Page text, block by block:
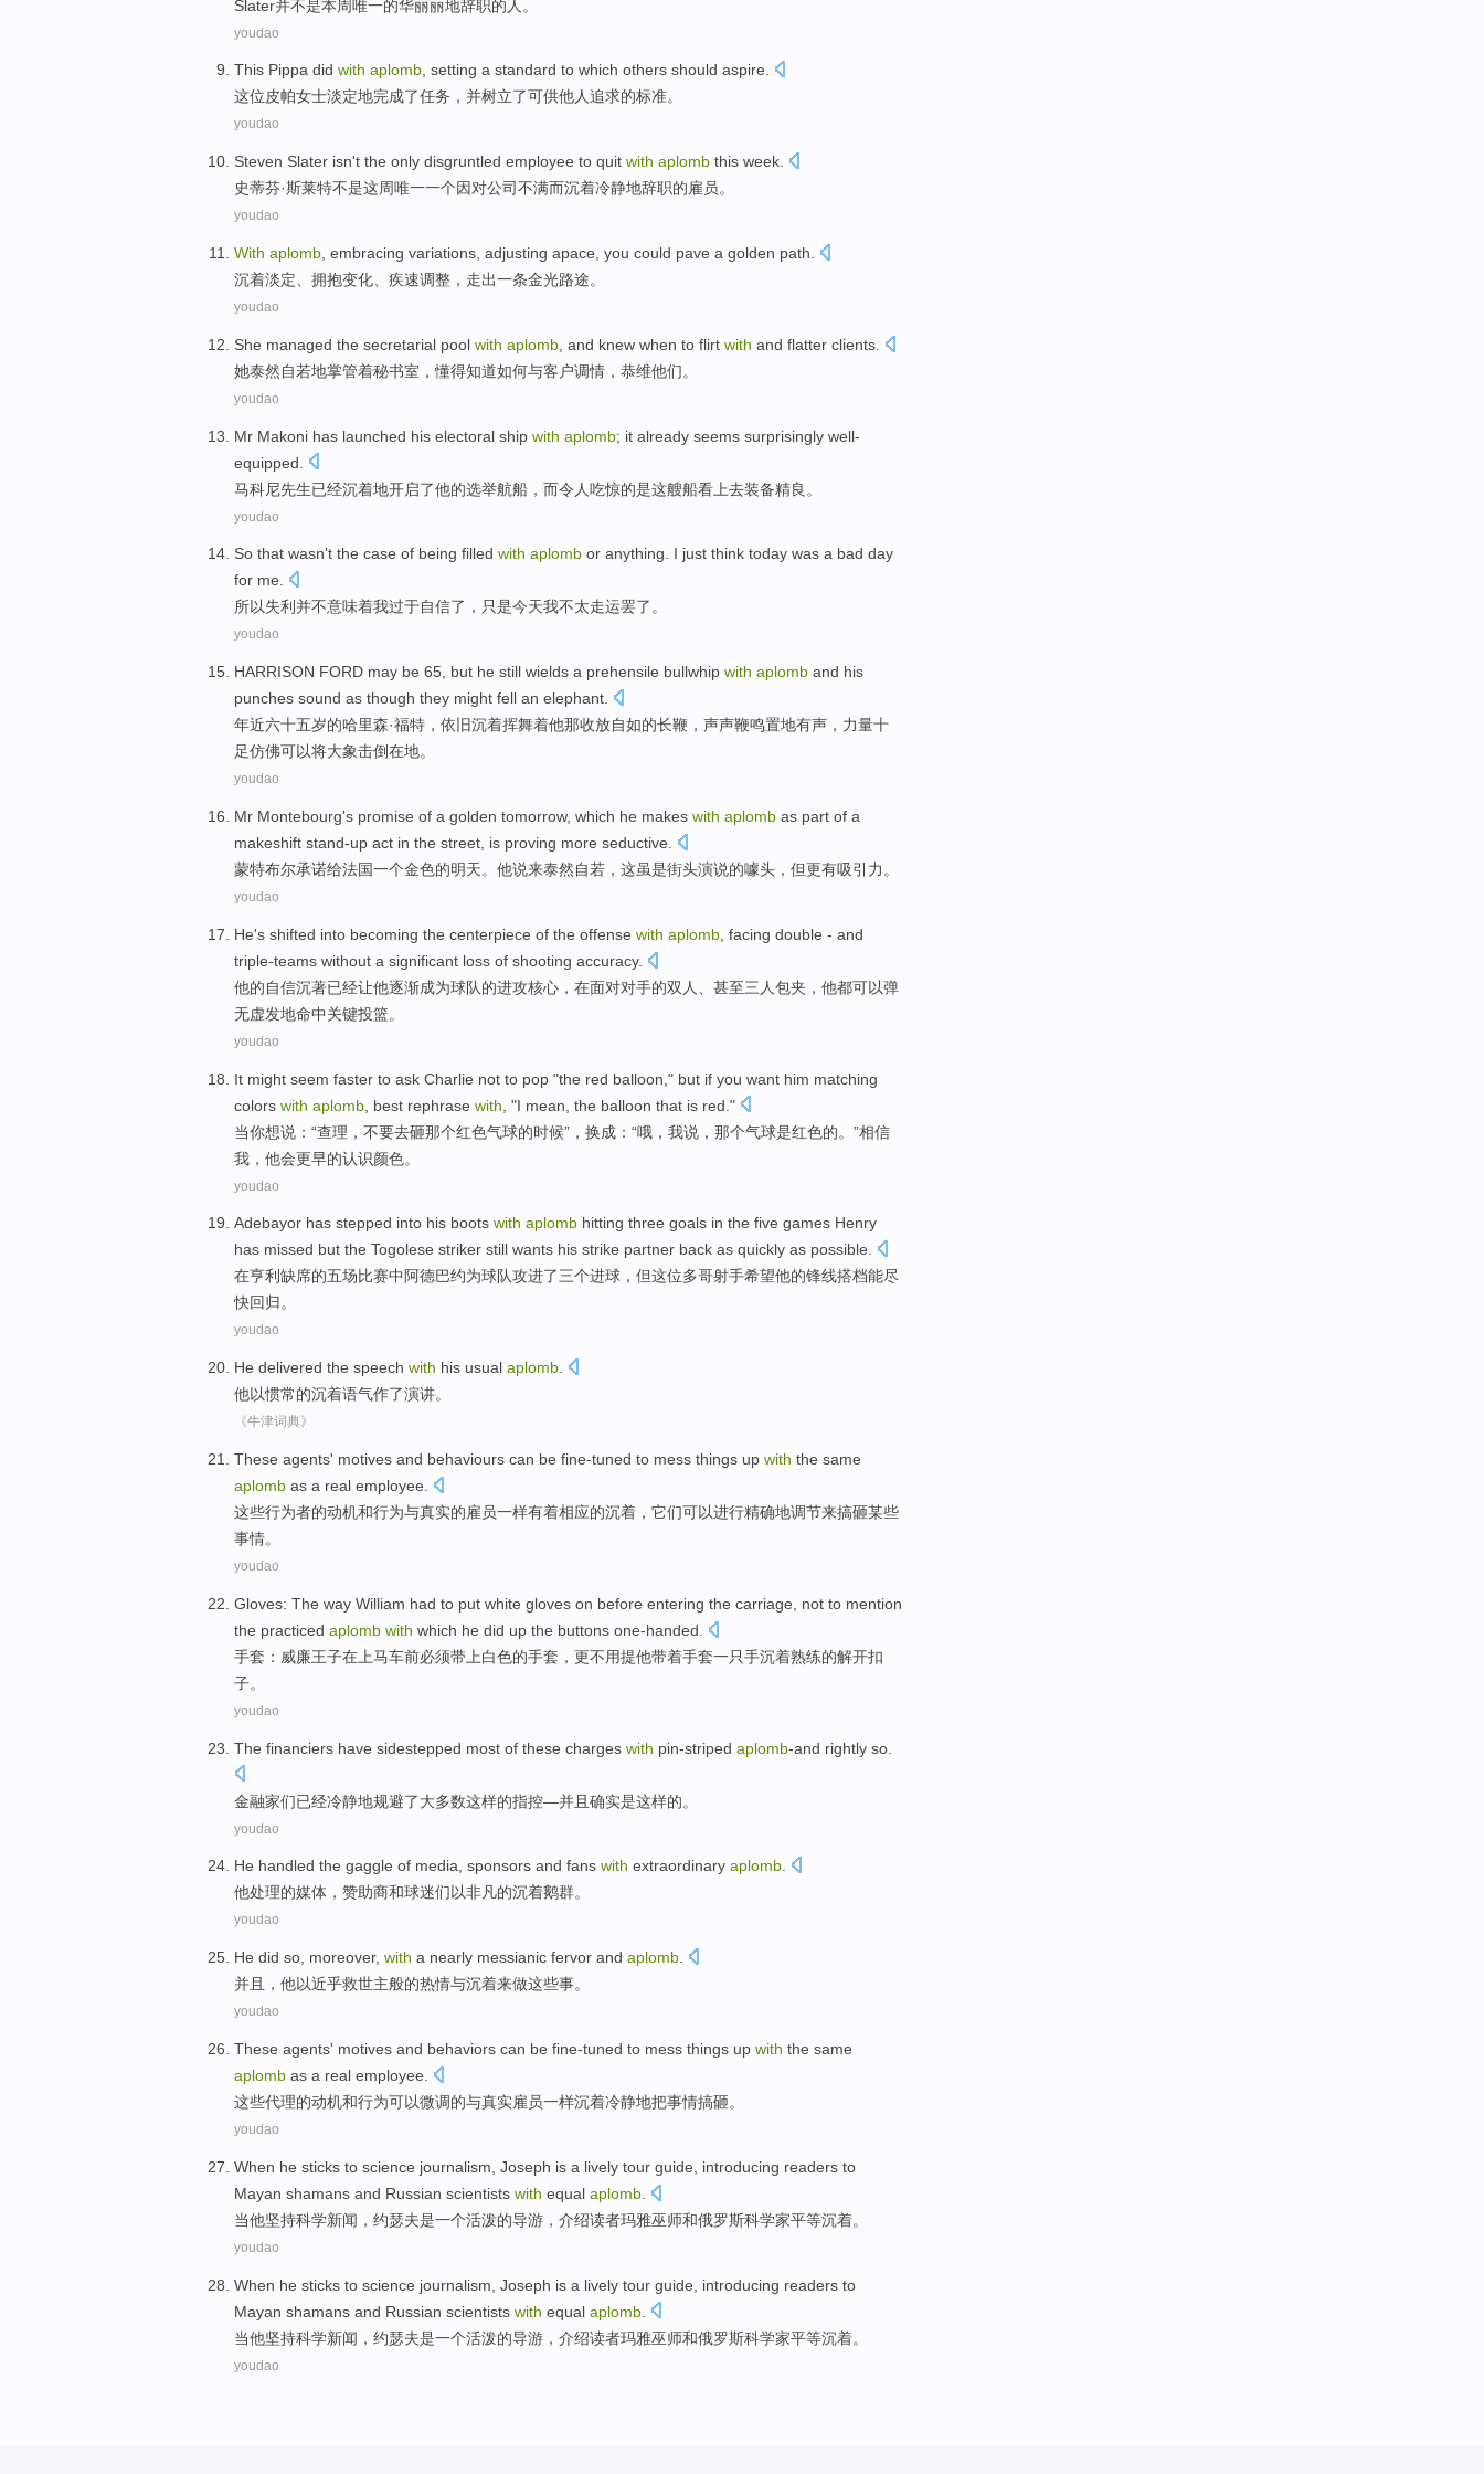
Slater并不是本周 唯一的华丽丽地辞职的人。
youdao
This Pippa did with aplomb, setting a standard to which others should aspire.
这位皮帕女士淡定地完成了任务，并树立了可供他人追求的标准。
youdao
Steven Slater isn't the only disgruntled employee to quit with aplomb this week
史蒂芬·斯莱特不是这周唯一一个因对公司不满而沉着冷静地辞职的雇员。
youdao
With aplomb embracing variations adjusting apace , you could pave a golden path
沉着淡定、 拥抱变化 疾速调整 ，走出一条金光路途。
youdao
She managed the secretarial pool with aplomb , and knew when to flirt with and flatter clients
她泰然自若地掌管着秘书室 ，懂得知道如何与客户调情，恭维他们。
youdao
Mr Makoni has launched his electoral ship with aplomb; it already seems surprisingly well-
equipped.
马科尼先生已经沉着地开启了他的选举航船，而令人吃惊的是这艘船看上去装备精良。
youdao
So that wasn't the case of being filled with aplomb or anything. I just think today was a bad day
for me.
所以失利 并不意味着我过于自信了， 只是今天我不太走运罢了。
youdao
HARRISON FORD may be 65, but he still wields a prehensile bullwhip with aplomb and his
punches sound as though they might fell an elephant
年近六十五岁的哈里森·福特 ， 依旧沉着挥舞着他那收放自如的长鞭，声声鞭鸣置地有声， 力量十
足仿佛可以将大象击倒在地。
youdao
Mr Montebourg's promise of a golden tomorrow, which he makes with aplomb as part of a
makeshift stand-up act in the street, is proving more seductive
蒙特布尔承诺给法国一个金色的明天。 他说来泰然自若， 这虽是街头演说的噱头 ，但更有吸引力。
youdao
He's shifted into becoming the centerpiece of the offense with aplomb facing double - and
triple-teams without a significant loss of shooting accuracy.
他的自信沉著已经让他逐渐成为球队的进攻核心 ， 在面对对手的双人
、甚至三人包夹，他都可以弹
无虚发地命中关键投篮。
youdao
It might seem faster to ask Charlie not to pop "the red balloon ," but if you want him matching
colors with aplomb , best rephrase with , "I mean , the balloon that is red."
当你想说 ：“查理 ， 不要去砸那个红色气球的时候”，换成：“哦， 我说，那个气球是红色的。”相信
我， 他会更早的认识颜色。
youdao
Adebayor has stepped into his boots with aplomb hitting three goals in the five games Henry
has missed but the Togolese striker still wants his strike partner back as quickly as possible.
在亨利 缺席的五场比赛中阿德巴约为球队攻进了三个进球 ， 但这位多哥射手希望他的锋线搭档能尽
快回归。
youdao
He delivered the speech with his usual aplomb
他以惯常的沉着语气作了演讲。
《牛津词典》
These agents' motives and behaviours can be fine-tuned to mess things up with the same
aplomb as a real employee
这些行为者的动机和行为与真实的雇员一样有着相应的沉着 ，它们可以进行精确地调节来搞砸某些
事情。
youdao
Gloves: The way William had to put white gloves on before entering the carriage, not to mention
the practiced aplomb with which he did up the buttons one-handed
手套 ： 威廉王子在上马车前必须带上白色的手套，更不用提他带着手套一只手沉着熟练的解开扣
子。
youdao
The financiers have sidestepped most of these charges with pin-striped aplomb-and rightly so
金融家们已经冷静地规避了大多数这样的指控—并且确实是这样的。
youdao
He handled the gaggle of media, sponsors and fans with extraordinary aplomb.
他处理的媒体 ， 赞助商和球迷们以非凡的沉着鹅群。
youdao
He did so moreover, with a nearly messianic fervor and aplomb
并且
， 他以近乎救世主般的热情与沉着来做这些事。
youdao
These agents' motives and behaviors can be fine-tuned to mess things up with the same
aplomb as a real employee
这些代理的动机和行为可以微调的与真实雇员一样沉着冷静地把事情搞砸。
youdao
When he sticks to science journalism Joseph is a lively tour guide introducing readers to
Mayan shamans and Russian scientists with equal aplomb
当他坚持科学新闻 ， 约瑟夫是一个活泼的导游 ， 介绍读者玛雅巫师和俄罗斯科学家平等沉着。
youdao
When he sticks to science journalism Joseph is a lively tour guide introducing readers to
Mayan shamans and Russian scientists with equal aplomb
当他坚持科学新闻 ， 约瑟夫是一个活泼的导游 ， 介绍读者玛雅巫师和俄罗斯科学家平等沉着。
youdao